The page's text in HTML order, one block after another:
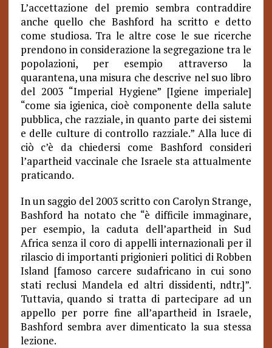
L’accettazione del premio sembra contraddire
anche quello che Bashford ha scritto e detto
come studiosa. Tra le altre cose le sue ricerche
prendono in considerazione la segregazione tra le
popolazioni, per esempio attraverso la
quarantena, una misura che descrive nel suo libro
del 2003 “Imperial Hygiene” [Igiene imperiale]
“come sia igienica, cioè componente della salute
pubblica, che razziale, in quanto parte dei sistemi
e delle culture di controllo razziale.” Alla luce di
ciò c’è da chiedersi come Bashford consideri
l’apartheid vaccinale che Israele sta attualmente
praticando.
In un saggio del 2003 scritto con Carolyn Strange,
Bashford ha notato che “è difficile immaginare,
per esempio, la caduta dell’apartheid in Sud
Africa senza il coro di appelli internazionali per il
rilascio di importanti prigionieri politici di Robben
Island [famoso carcere sudafricano in cui sono
stati reclusi Mandela ed altri dissidenti, ndtr.]”.
Tuttavia, quando si tratta di partecipare ad un
appello per porre fine all’apartheid in Israele,
Bashford sembra aver dimenticato la sua stessa
lezione.